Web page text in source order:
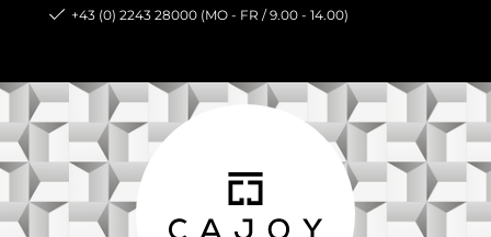
+43 (0) 2243 28000 (MO - FR / 9.00 - 14.00)